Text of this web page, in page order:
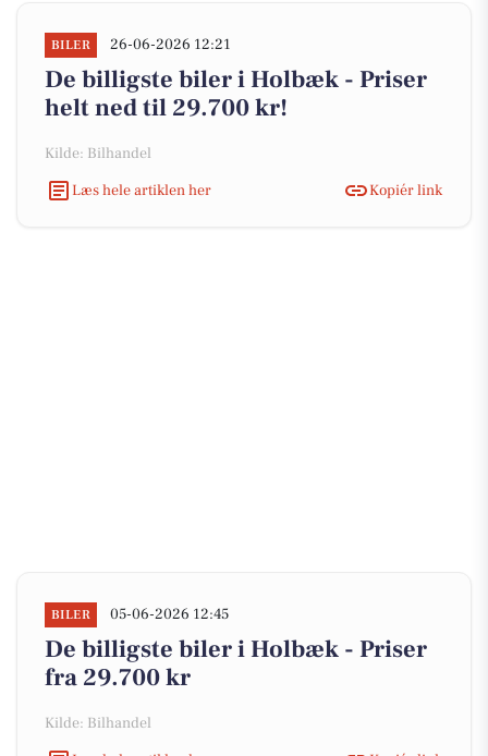
BILER 26-06-2026 12:21
De billigste biler i Holbæk - Priser
helt ned til 29.700 kr!
Kilde: Bilhandel
Læs hele artiklen her
Kopiér link
BILER 05-06-2026 12:45
De billigste biler i Holbæk - Priser
fra 29.700 kr
Kilde: Bilhandel